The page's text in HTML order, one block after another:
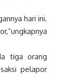
hari ini.
tiga orang
pelapor